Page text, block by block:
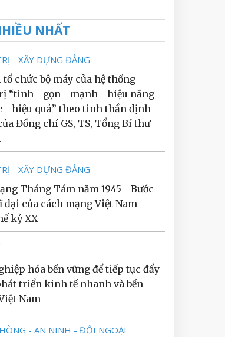
NHẤT
- XÂY DỰNG ĐẢNG
chức bộ máy của hệ thống
“tinh - gọn - mạnh - hiệu năng -
- hiệu quả” theo tinh thần định
Đồng chí GS, TS, Tổng Bí thư
- XÂY DỰNG ĐẢNG
Tháng Tám năm 1945 - Bước
đại của cách mạng Việt Nam
kỷ XX
hóa bền vững để tiếp tục đẩy
triển kinh tế nhanh và bền
Nam
- AN NINH - ĐỐI NGOẠI